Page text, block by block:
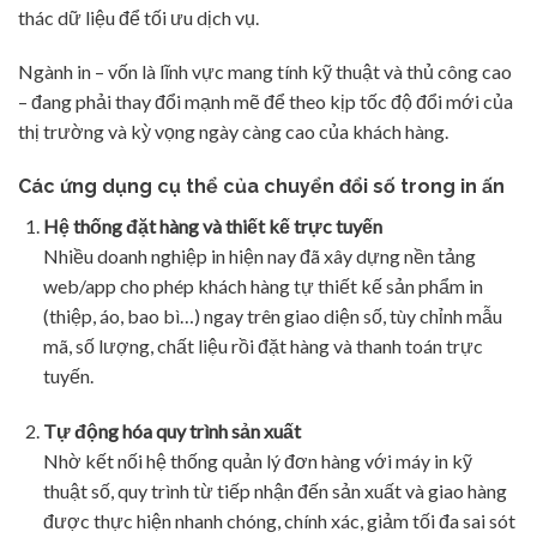
thác dữ liệu để tối ưu dịch vụ.
Ngành in – vốn là lĩnh vực mang tính kỹ thuật và thủ công cao
– đang phải thay đổi mạnh mẽ để theo kịp tốc độ đổi mới của
thị trường và kỳ vọng ngày càng cao của khách hàng.
Các ứng dụng cụ thể của chuyển đổi số trong in ấn
Hệ thống đặt hàng và thiết kế trực tuyến
Nhiều doanh nghiệp in hiện nay đã xây dựng nền tảng
web/app cho phép khách hàng tự thiết kế sản phẩm in
(thiệp, áo, bao bì…) ngay trên giao diện số, tùy chỉnh mẫu
mã, số lượng, chất liệu rồi đặt hàng và thanh toán trực
tuyến.
Tự động hóa quy trình sản xuất
Nhờ kết nối hệ thống quản lý đơn hàng với máy in kỹ
thuật số, quy trình từ tiếp nhận đến sản xuất và giao hàng
được thực hiện nhanh chóng, chính xác, giảm tối đa sai sót